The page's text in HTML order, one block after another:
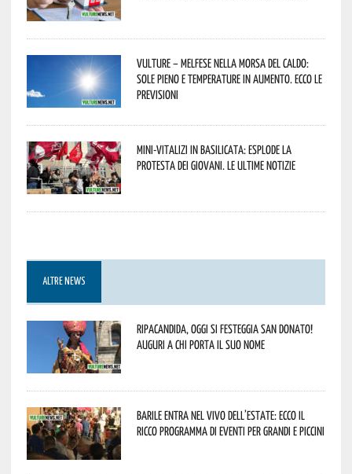
Vulture – melfese nella morsa del caldo:
sole pieno e temperature in aumento. Ecco le
previsioni
Mini-vitalizi in Basilicata: esplode la
protesta dei giovani. Le ultime notizie
ALTRE NEWS
Ripacandida, oggi si festeggia San Donato!
Auguri a chi porta il suo nome
Barile entra nel vivo dell’estate: ecco il
ricco programma di eventi per grandi e piccini